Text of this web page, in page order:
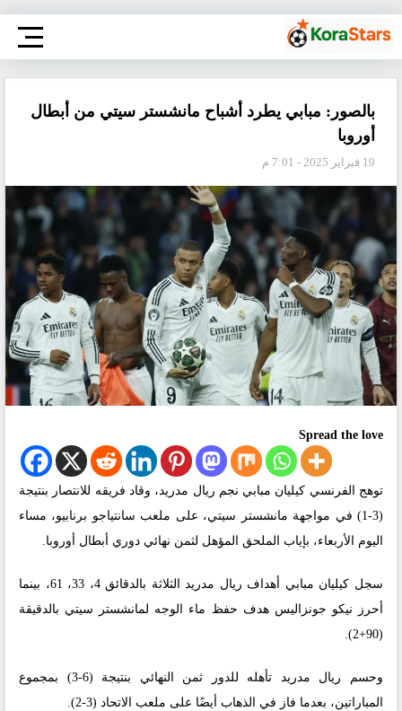
بالصور: مبابي يطرد أشباح مانشستر سيتي من أبطال
أوروبا
19 فبراير 2025 - 7:01 م
Spread the love
توهج الفرنسي كيليان مبابي نجم ريال مدريد، وقاد فريقه للانتصار بنتيجة
(3-1) في مواجهة مانشستر سيتي، على ملعب سانتياجو برنابيو، مساء
اليوم الأربعاء، بإياب الملحق المؤهل لثمن نهائي دوري أبطال أوروبا.
سجل كيليان مبابي أهداف ريال مدريد الثلاثة بالدقائق 4، 33، 61، بينما
أحرز نيكو جونزاليس هدف حفظ ماء الوجه لمانشستر سيتي بالدقيقة
(90+2).
وحسم ريال مدريد تأهله للدور ثمن النهائي بنتيجة (6-3) بمجموع
المباراتين، بعدما فاز في الذهاب أيضًا على ملعب الاتحاد (3-2).